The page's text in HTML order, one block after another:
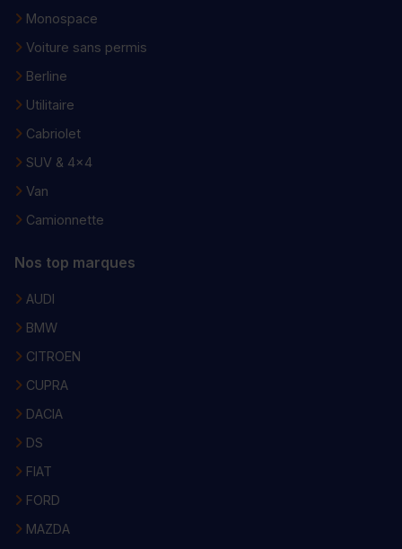
Monospace
Voiture sans permis
Berline
Utilitaire
Cabriolet
SUV & 4x4
Van
Camionnette
Nos top marques
AUDI
BMW
CITROEN
CUPRA
DACIA
DS
FIAT
FORD
MAZDA